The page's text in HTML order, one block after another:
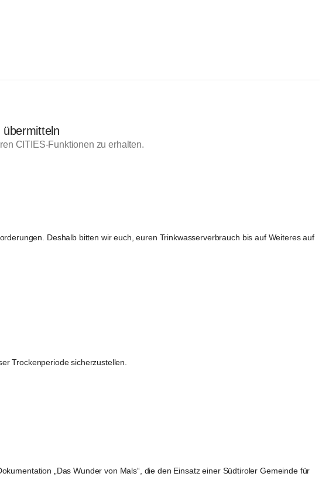
übermitteln
CITIES-Funktionen zu erhalten.
Deshalb bitten wir euch, euren Trinkwasserverbrauch bis auf Weiteres auf
Trockenperiode sicherzustellen.
„Das Wunder von Mals“, die den Einsatz einer Südtiroler Gemeinde für